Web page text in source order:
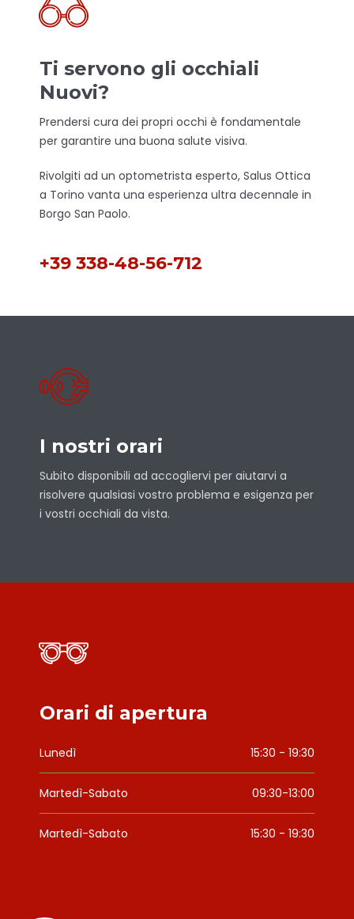
Ti servono gli occhiali
Nuovi?
Prendersi cura dei propri occhi è fondamentale
per garantire una buona salute visiva.
Rivolgiti ad un optometrista esperto, Salus Ottica
a Torino vanta una esperienza ultra decennale in
Borgo San Paolo.
+39 338-48-56-712
I nostri orari
Subito disponibili ad accogliervi per aiutarvi a
risolvere qualsiasi vostro problema e esigenza per
i vostri occhiali da vista.
Orari di apertura
Lunedì 15:30 - 19:30
Martedì-Sabato 09:30-13:00
Martedì-Sabato 15:30 - 19:30